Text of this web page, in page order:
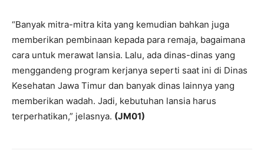
“Banyak mitra-mitra kita yang kemudian bahkan juga
memberikan pembinaan kepada para remaja, bagaimana
cara untuk merawat lansia. Lalu, ada dinas-dinas yang
menggandeng program kerjanya seperti saat ini di Dinas
Kesehatan Jawa Timur dan banyak dinas lainnya yang
memberikan wadah. Jadi, kebutuhan lansia harus
terperhatikan,” jelasnya. (JM01)